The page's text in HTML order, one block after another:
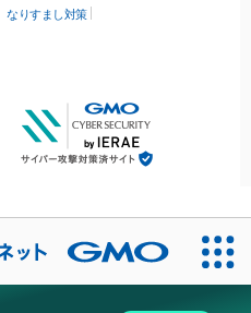
なりすまし対策